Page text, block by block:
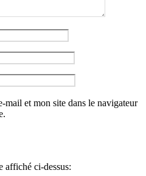
mail et mon site dans le navigateur
affiché ci-dessus: